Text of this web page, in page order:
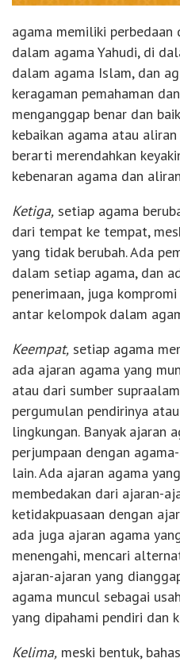
agama memiliki perbedaan
dalam agama Yahudi, di
dalam agama Islam, dan
keragaman pemahaman
menganggap benar dan
kebaikan agama atau
berarti merendahkan
kebenaran agama dan
Ketiga, setiap agama
dari tempat ke tempat,
yang tidak berubah. Ada
dalam setiap agama, dan
penerimaan, juga
antar kelompok dalam
Keempat, setiap agama
ada ajaran agama yang
atau dari sumber
pergumulan pendirinya
lingkungan. Banyak ajaran
perjumpaan dengan
lain. Ada ajaran agama
membedakan dari ajaran-
ketidakpuasaan dengan
ada juga ajaran agama
menengahi, mencari
ajaran-ajaran yang
agama muncul sebagai
yang dipahami pendiri dan
Kelima, meski bentuk,